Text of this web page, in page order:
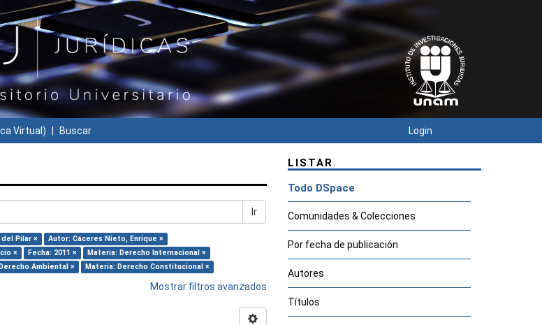
Virtual) Buscar Login
Ir
Pilar ×
Autor: Cáceres Nieto, Enrique ×
× Fecha: 2011 ×
Materia: Derecho Internacional ×
Ambiental × Materia: Derecho Constitucional ×
Mostrar filtros avanzados
LISTAR
Todo DSpace
Comunidades & Colecciones
Por fecha de publicación
Autores
Títulos